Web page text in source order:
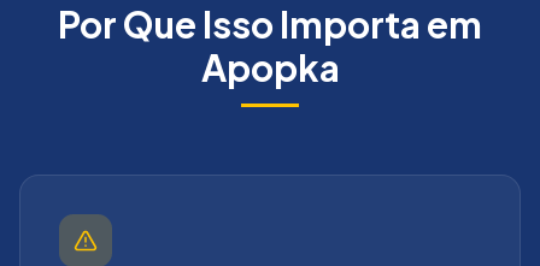
Por Que Isso Importa em
Apopka